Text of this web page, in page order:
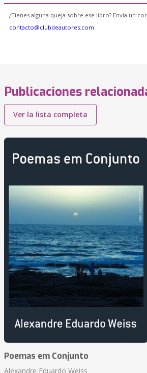
¿Tienes alguna queja sobre ese libro? Envía un
contacto@clubdeautores.com
Publicaciones
Ver la lista completa
Poemas em Conjunto
Alexandre Eduardo Weiss